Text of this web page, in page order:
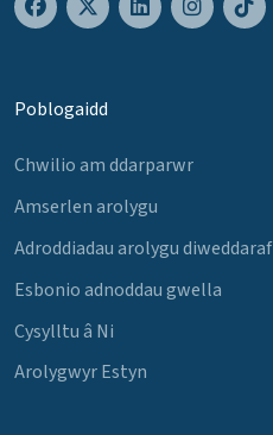
Poblogaidd
Chwilio am ddarparwr
Amserlen arolygu
Adroddiadau arolygu diweddaraf
Esbonio adnoddau gwella
Cysylltu â Ni
Arolygwyr Estyn